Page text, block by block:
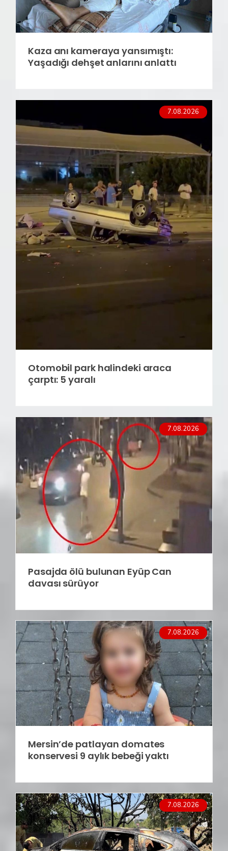
Kaza anı kameraya yansımıştı:
Yaşadığı dehşet anlarını anlattı
7.08.2026
Otomobil park halindeki araca
çarptı: 5 yaralı
7.08.2026
Pasajda ölü bulunan Eyüp Can
davası sürüyor
7.08.2026
Mersin’de patlayan domates
konservesi 9 aylık bebeği yaktı
7.08.2026